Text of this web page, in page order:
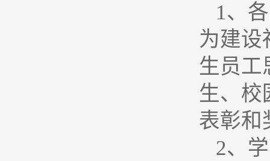
1、
为建设
生员工
生、校
表彰和
2、